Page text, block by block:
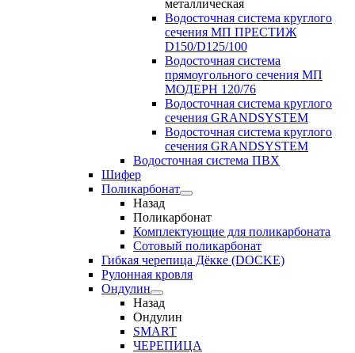
металлическая
Водосточная система круглого
сечения МП ПРЕСТИЖ
D150/D125/100
Водосточная система
прямоугольного сечения МП
МОДЕРН 120/76
Водосточная система круглого
сечения GRANDSYSTEM
Водосточная система круглого
сечения GRANDSYSTEM
Водосточная система ПВХ
Шифер
Поликарбонат
Назад
Поликарбонат
Комплектующие для поликарбоната
Сотовый поликарбонат
Гибкая черепица Дёкке (DOCKE)
Рулонная кровля
Ондулин
Назад
Ондулин
SMART
ЧЕРЕПИЦА